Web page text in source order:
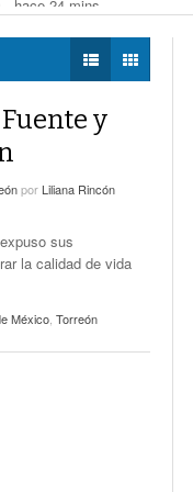
mins -
y
por Liliana Rincón
sus
la calidad de vida
México Torreón